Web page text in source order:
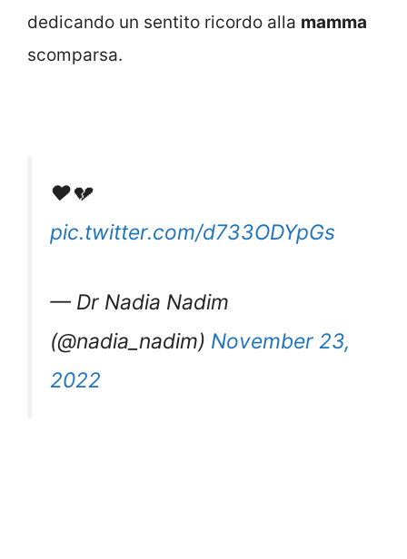
dedicando un sentito ricordo alla mamma
scomparsa.
❤️💔
pic.twitter.com/d733ODYpGs
— Dr Nadia Nadim
(@nadia_nadim) November 23,
2022